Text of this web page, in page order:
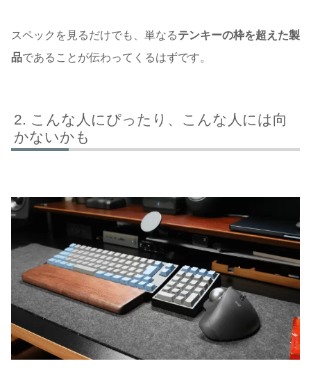
スペックを見るだけでも、単なるテンキーの枠を超えた製
品であることが伝わってくるはずです。
こんな人にぴったり、こんな人には向
かないかも